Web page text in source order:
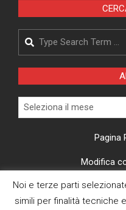
Search
Archivi
Pagina
Modifica
CI
Noi e terze parti
simili per finalità tecniche